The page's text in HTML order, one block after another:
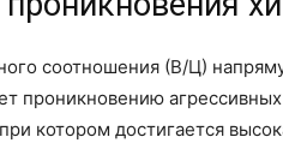
соотношения (В/Ц)
проникновению
котором достигается